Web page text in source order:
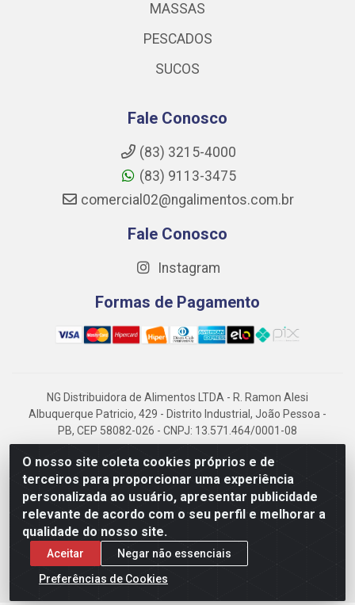
O nosso site coleta cookies próprios e de
terceiros para proporcionar uma experiência
personalizada ao usuário, apresentar publicidade
relevante de acordo com o seu perfil e melhorar a
qualidade do nosso site.
Aceitar
Negar não essenciais
Preferências de Cookies
MASSAS
PESCADOS
SUCOS
Fale Conosco
(83) 3215-4000
(83) 9113-3475
comercial02@ngalimentos.com.br
Fale Conosco
Instagram
Formas de Pagamento
NG Distribuidora de Alimentos LTDA - R. Ramon Alesi
Albuquerque Patricio, 429 - Distrito Industrial, João Pessoa -
PB, CEP 58082-026 - CNPJ: 13.571.464/0001-08
NG Alimentos, há mais de 14 anos no mercado paraibano, é
referência em frigorificados, destacando-se pela logística
eficiente e excelência.